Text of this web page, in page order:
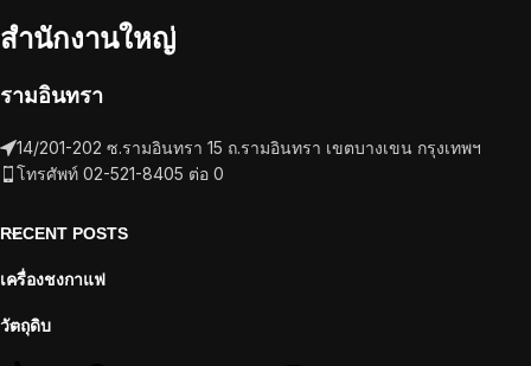
สำนักงานใหญ่
รามอินทรา
14/201-202 ซ.รามอินทรา 15 ถ.รามอินทรา เขตบางเขน กรุงเทพฯ
โทรศัพท์ 02-521-8405 ต่อ 0
RECENT POSTS
เครื่องชงกาแฟ
วัตถุดิบ